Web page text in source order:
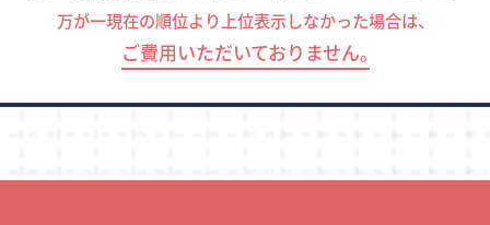
万が一現在の順位より上位表示しなかった場合は、
ご費用いただいておりません｡